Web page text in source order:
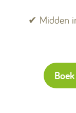
✔ Midden